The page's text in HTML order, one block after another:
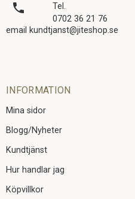
local_phone
Tel.
0702 36 21 76
email kundtjanst@jiteshop.se
INFORMATION
Mina sidor
Blogg/Nyheter
Kundtjänst
Hur handlar jag
Köpvillkor